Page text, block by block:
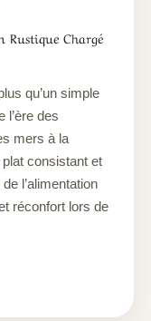
Chargé
qu’un simple
l’ère des
mers à la
consistant et
l’alimentation
réconfort lors de